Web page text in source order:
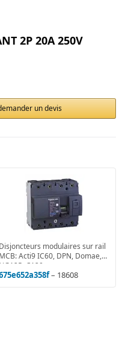
2P 20A 250V
un devis
Disjoncteurs modulaires sur rail
MCB: Acti9 IC60, DPN, Domae,
NG125, C120
– 18608